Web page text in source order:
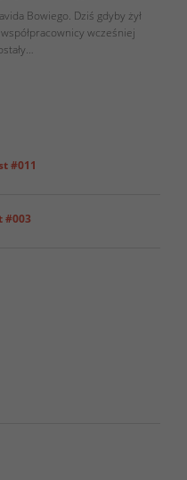
Bowiego. Dziś gdyby żył
wcześniej